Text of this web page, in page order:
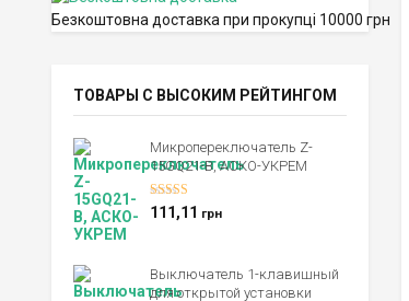
Безкоштовна доставка при прокупці 10000 грн
ТОВАРЫ С ВЫСОКИМ РЕЙТИНГОМ
Микропереключатель Z-
15GQ21-B, АСКО-УКРЕМ
Оценка5.00
из 5
111,11 грн
Выключатель 1-клавишный
для открытой установки